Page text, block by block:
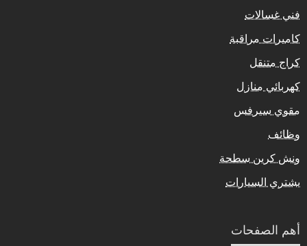
فني غسالات
كاميرات مراقبة
كراج متنقل
كهربائي منازل
مقوي سيرفس
وظائف
ونش كرين سطحة
يشتري السيارات
أهم الصفحات